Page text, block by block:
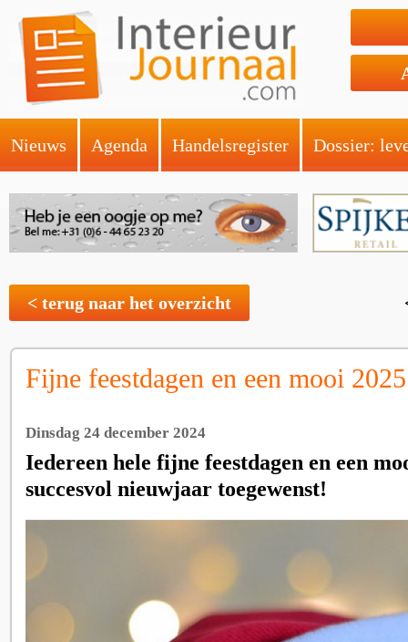
Nieuws Agenda Handelsregister Dossier:
< terug naar het overzicht
Fijne feestdagen en een mooi
Dinsdag 24 december 2024
Iedereen hele fijne feestdagen en een
succesvol nieuwjaar toegewenst!